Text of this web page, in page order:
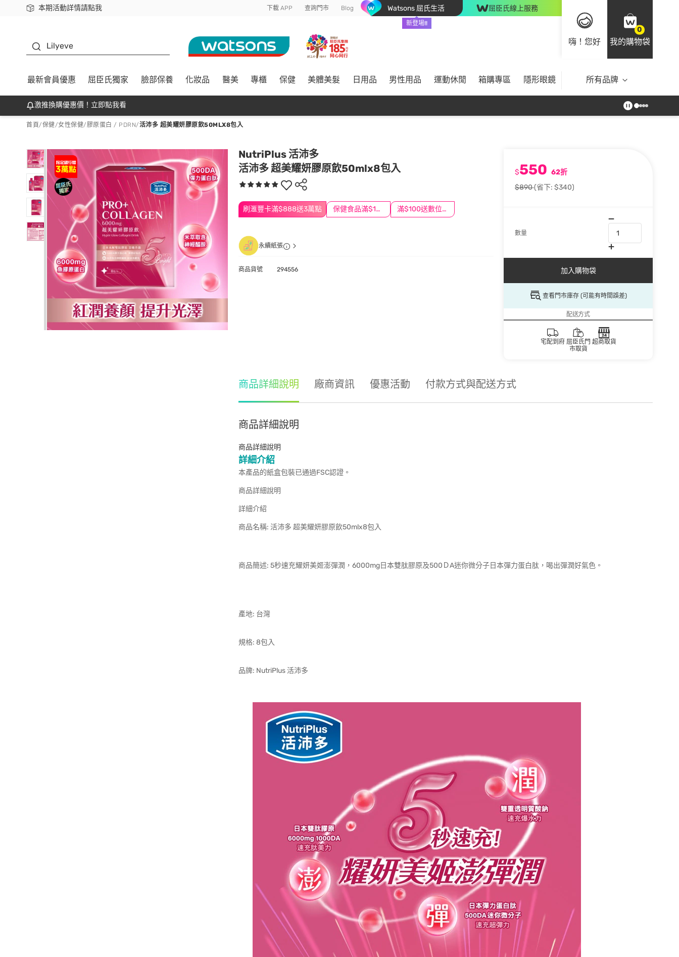
本期活動詳情請點我
下載app最高回饋$350 下載 APP 查詢門市 Blog Watsons 屈氏生活
新登場!!
屈臣氏線上服務
嗨！您好
0
我的購物袋
Lilyeve
最新會員優惠 屈臣氏獨家 臉部保養 化妝品 醫美 專櫃 保健 美體美髮 日用品 男性用品 運動休閒 箱購專區 隱形眼鏡 所有品牌
激推換購優惠價！立即點我看
首頁/保健/女性保健/膠原蛋白 / PDRN/活沛多 超美耀妍膠原飲50MLX8包入
NutriPlus 活沛多
活沛多 超美耀妍膠原飲50mlx8包入
刷滙豐卡滿$888送3萬點 保健食品滿$1200送$100 滿$100送數位印花
$550 62折
$890(省下: $340)
數量
加入購物袋
查看門市庫存 (可能有時間誤差)
配送方式
宅配到府 屈臣氏門
市取貨
超商取貨
永續紙張
商品貨號 294556
商品詳細說明 廠商資訊 優惠活動 付款方式與配送方式
商品詳細說明
商品詳細說明
詳細介紹
本產品的紙盒包裝已通過FSC認證。
商品詳細說明
詳細介紹
商品名稱: 活沛多 超美耀妍膠原飲50mlx8包入
商品簡述: 5秒速充耀妍美姬澎彈潤，6000mg日本雙肽膠原及500ＤA迷你微分子日本彈力蛋白肽，喝出彈潤好氣色。
產地: 台灣
規格: 8包入
品牌: NutriPlus 活沛多